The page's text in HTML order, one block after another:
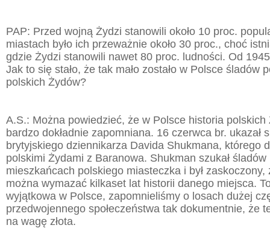
PAP: Przed wojną Żydzi stanowili około 10 proc.
miastach było ich przeważnie około 30 proc., choć
gdzie Żydzi stanowili nawet 80 proc. ludności. Od
Jak to się stało, że tak mało zostało w Polsce śladów
polskich Żydów?
A.S.: Można powiedzieć, że w Polsce historia polskich
bardzo dokładnie zapomniana. 16 czerwca br. ukazał
brytyjskiego dziennikarza Davida Shukmana, którego
polskimi Żydami z Baranowa. Shukman szukał
mieszkańcach polskiego miasteczka i był zaskoczony,
można wymazać kilkaset lat historii danego miejsca.
wyjątkowa w Polsce, zapomnieliśmy o losach dużej
przedwojennego społeczeństwa tak dokumentnie, że
na wagę złota.